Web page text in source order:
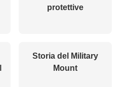
protettive
Storia del Military
Mount